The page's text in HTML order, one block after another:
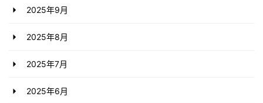
2025年9月
2025年8月
2025年7月
2025年6月